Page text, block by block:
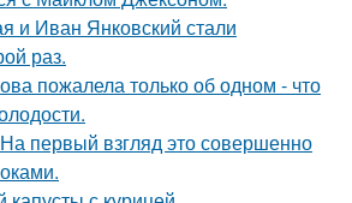
и Иван Янковский стали
раз.
пожалела только об одном - что
первый взгляд это совершенно